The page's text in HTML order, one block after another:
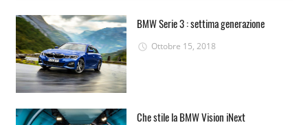
BMW Serie 3 : settima generazione
Ottobre 15, 2018
Che stile la BMW Vision iNext